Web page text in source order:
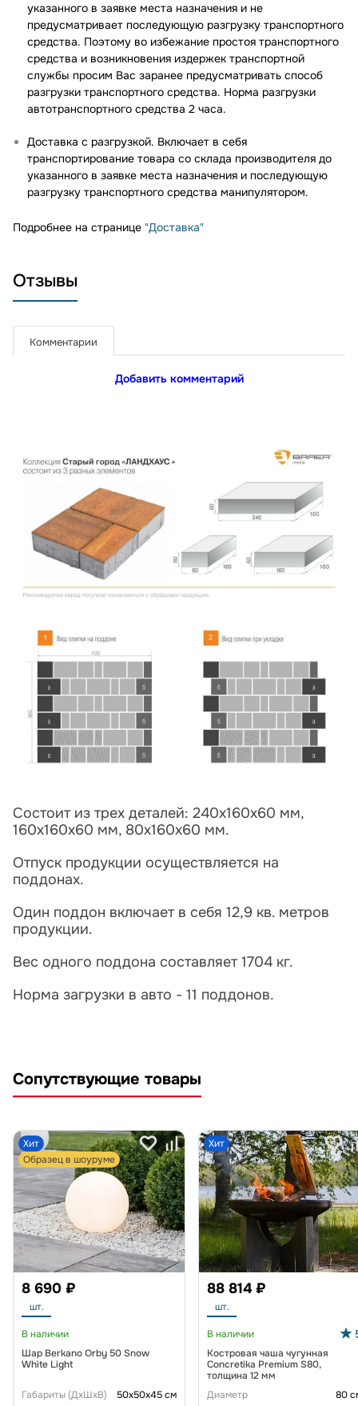
указанного в заявке места назначения и не
предусматривает последующую разгрузку транспортного
средства. Поэтому во избежание простоя транспортного
средства и возникновения издержек транспортной
службы просим Вас заранее предусматривать способ
разгрузки транспортного средства. Норма разгрузки
автотранспортного средства 2 часа.
Доставка с разгрузкой. Включает в себя
транспортирование товара со склада производителя до
указанного в заявке места назначения и последующую
разгрузку транспортного средства манипулятором.
Подробнее на странице "Доставка"
Отзывы
Комментарии
Добавить комментарий
Состоит из трех деталей: 240х160х60 мм,
160х160х60 мм, 80х160х60 мм.
Отпуск продукции осуществляется на
поддонах.
Один поддон включает в себя 12,9 кв. метров
продукции.
Вес одного поддона составляет 1704 кг.
Норма загрузки в авто - 11 поддонов.
Сопутствующие товары
Хит
Образец в шоуруме
8 690 ₽
шт.
В наличии
Шар Berkano Orby 50 Snow
White Light
Габариты (ДxШxВ)
50x50x45 см
Хит
88 814 ₽
шт.
В наличии
Костровая чаша чугунная
Concretika Premium S80,
толщина 12 мм
Диаметр
80